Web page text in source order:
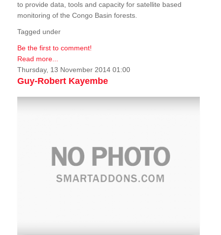
to provide data, tools and capacity for satellite based
monitoring of the Congo Basin forests.
Tagged under
Be the first to comment!
Read more...
Thursday, 13 November 2014 01:00
Guy-Robert Kayembe